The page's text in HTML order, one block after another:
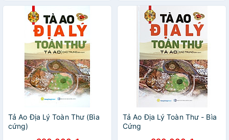
Tả Ao Địa Lý Toàn Thư (Bìa
cứng)
Tả Ao Địa Lý Toàn Thư - Bìa
Cứng